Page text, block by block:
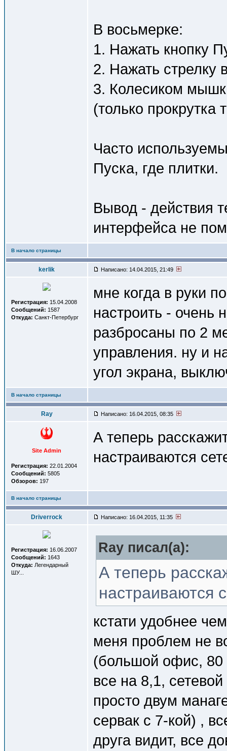
В восьмерке:
1. Нажать кнопку
2. Нажать стрелку
3. Колесиком
(только прокрутка
Часто
Пуска, где плитки.
Вывод - действия
интерфейса не
В начало страницы
kerlik Написано: 14.04.2015, 21:49
Регистрация: 15.04.2008
Сообщений: 1587
Откуда: Санкт-Петербург
мне когда в руки
настроить - очень
разбросаны по 2
управления. ну и
угол экрана,
В начало страницы
Ray Написано: 16.04.2015, 08:35
Site Admin
Регистрация: 22.01.2004
Сообщений: 5805
Обзоров: 197
А теперь
настраиваются
В начало страницы
Driverrock Написано: 16.04.2015, 11:35
Регистрация: 16.06.2007
Сообщений: 1643
Откуда: Легендарный
ШУ...
Ray писал(a):
А теперь
настраиваются
кстати удобнее
меня проблем не
(большой офис, 80
все на 8,1,
просто двум
сервак с 7-кой) ,
друга видит, все